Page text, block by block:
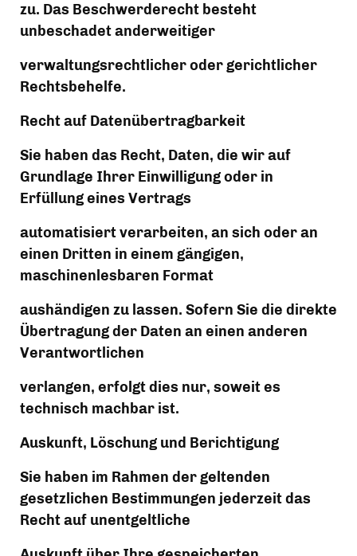
zu. Das Beschwerderecht besteht
unbeschadet anderweitiger
verwaltungsrechtlicher oder gerichtlicher
Rechtsbehelfe.
Recht auf Datenübertragbarkeit
Sie haben das Recht, Daten, die wir auf
Grundlage Ihrer Einwilligung oder in
Erfüllung eines Vertrags
automatisiert verarbeiten, an sich oder an
einen Dritten in einem gängigen,
maschinenlesbaren Format
aushändigen zu lassen. Sofern Sie die direkte
Übertragung der Daten an einen anderen
Verantwortlichen
verlangen, erfolgt dies nur, soweit es
technisch machbar ist.
Auskunft, Löschung und Berichtigung
Sie haben im Rahmen der geltenden
gesetzlichen Bestimmungen jederzeit das
Recht auf unentgeltliche